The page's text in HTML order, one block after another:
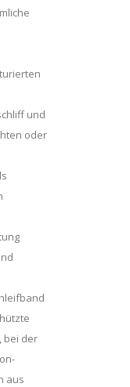
und
oder
bei der
aus